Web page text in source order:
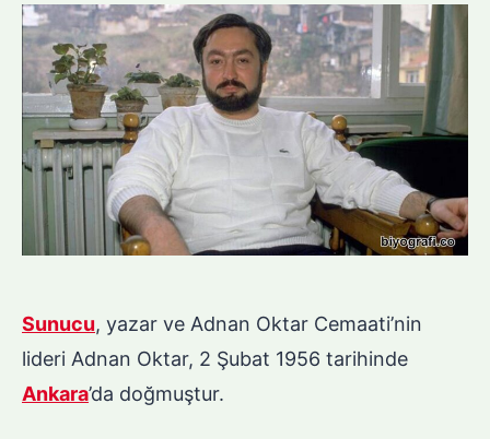
Sunucu, yazar ve Adnan Oktar Cemaati’nin
lideri Adnan Oktar, 2 Şubat 1956 tarihinde
Ankara’da doğmuştur.